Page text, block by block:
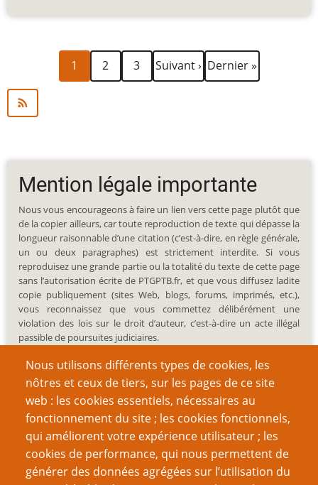
PaginationPage
courante
1 Page
2 Page
3
Page
suivante
Suivant › Dernière
page
Dernier »
Nous utilisons différents types de cookies, les
nôtres et ceux de tiers, sur les pages de ce site
web : les cookies essentiels, nécessaires au
fonctionnement du site ; les cookies fonctionnels,
qui améliorent votre expérience utilisateur ; les
cookies de performance, qui nous permettent de
générer des données agrégées sur l’utilisation du
Mention légale importante
Nous vous encourageons à faire un lien vers cette page plutôt que
de la copier ailleurs, car toute reproduction de texte qui dépasse la
longueur raisonnable d’une citation (c’est-à-dire, en règle générale,
un ou deux paragraphes) est strictement interdite. Si vous
reproduisez une grande partie ou la totalité du texte de cette page
sans l’autorisation écrite de PTGPTB.fr, et que vous diffusez ladite
copie publiquement (sites Web, blogs, forums, imprimés, etc.),
vous reconnaissez que vous commettez délibérément une
violation des lois sur le droit d’auteur, c’est-à-dire un acte illégal
passible de poursuites judiciaires.
Recherche